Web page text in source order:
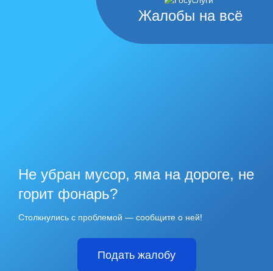
Жалобы на всё
Не убран мусор, яма на дороге, не
горит фонарь?
Столкнулись с проблемой — сообщите о ней!
Подать жалобу